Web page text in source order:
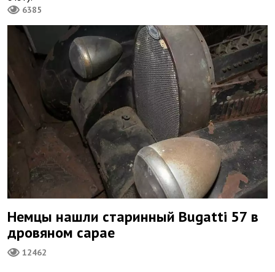
6385
Немцы нашли старинный Bugatti 57 в
дровяном сарае
12462